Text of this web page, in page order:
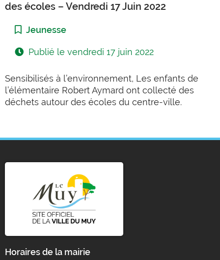
des écoles – Vendredi 17 Juin 2022
Catégorie :
Jeunesse
Publié le vendredi 17 juin 2022
Sensibilisés à l’environnement, Les enfants de
l’élémentaire Robert Aymard ont collecté des
déchets autour des écoles du centre-ville.
Horaires de la mairie